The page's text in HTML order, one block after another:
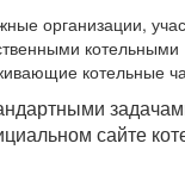
организации,
котельными
котельные
сайте